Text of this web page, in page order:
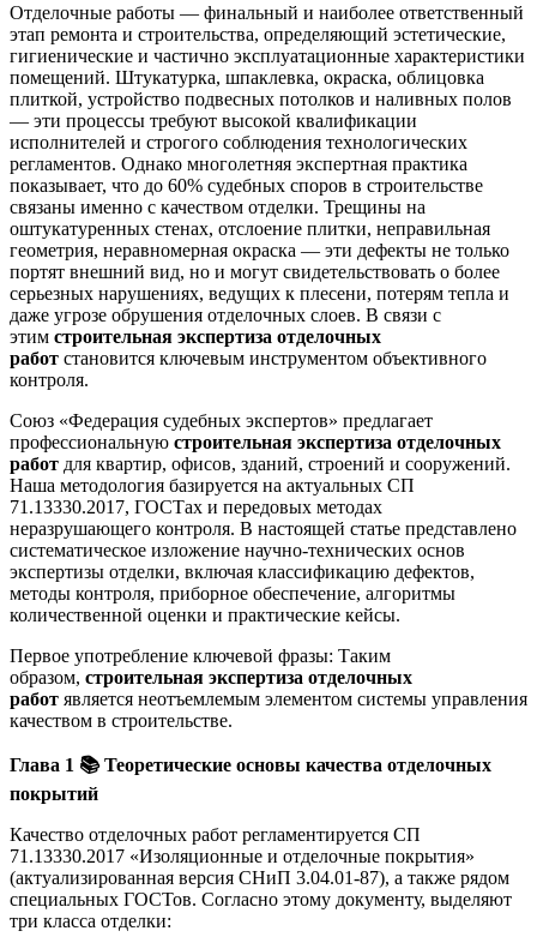
Отделочные работы — финальный и наиболее ответственный
этап ремонта и строительства, определяющий эстетические,
гигиенические и частично эксплуатационные характеристики
помещений. Штукатурка, шпаклевка, окраска, облицовка
плиткой, устройство подвесных потолков и наливных полов
— эти процессы требуют высокой квалификации
исполнителей и строгого соблюдения технологических
регламентов. Однако многолетняя экспертная практика
показывает, что до 60% судебных споров в строительстве
связаны именно с качеством отделки. Трещины на
оштукатуренных стенах, отслоение плитки, неправильная
геометрия, неравномерная окраска — эти дефекты не только
портят внешний вид, но и могут свидетельствовать о более
серьезных нарушениях, ведущих к плесени, потерям тепла и
даже угрозе обрушения отделочных слоев. В связи с
этим строительная экспертиза отделочных
работ становится ключевым инструментом объективного
контроля.
Союз «Федерация судебных экспертов» предлагает
профессиональную строительная экспертиза отделочных
работ для квартир, офисов, зданий, строений и сооружений.
Наша методология базируется на актуальных СП
71.13330.2017, ГОСТах и передовых методах
неразрушающего контроля. В настоящей статье представлено
систематическое изложение научно-технических основ
экспертизы отделки, включая классификацию дефектов,
методы контроля, приборное обеспечение, алгоритмы
количественной оценки и практические кейсы.
Первое употребление ключевой фразы: Таким
образом, строительная экспертиза отделочных
работ является неотъемлемым элементом системы управления
качеством в строительстве.
Глава 1 📚Теоретические основы качества отделочных
покрытий
Качество отделочных работ регламентируется СП
71.13330.2017 «Изоляционные и отделочные покрытия»
(актуализированная версия СНиП 3.04.01-87), а также рядом
специальных ГОСТов. Согласно этому документу, выделяют
три класса отделки: